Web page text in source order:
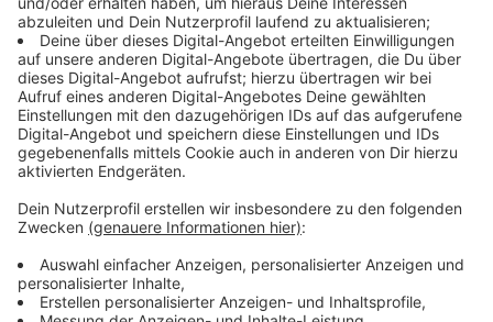
Bühnenhauses benötigt wird. Die Anlieferung erfolgt
mit mehreren Schwertransporten, weshalb der Platz
für den Verkehr nicht zugänglich ist.
Der Kran wird für folgende Arbeiten eingesetzt:
Hinterbühne des Bühnenhauses
Dach-Arbeiten
Einbringung von Schotter für eine Baustraße in der
Aa
Die Stadt Bocholt bittet alle Verkehrsteilnehmer,
auf alternative Parkmöglichkeiten auszuweichen.